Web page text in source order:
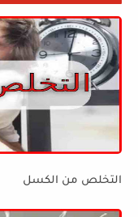
التخلص من الكسل